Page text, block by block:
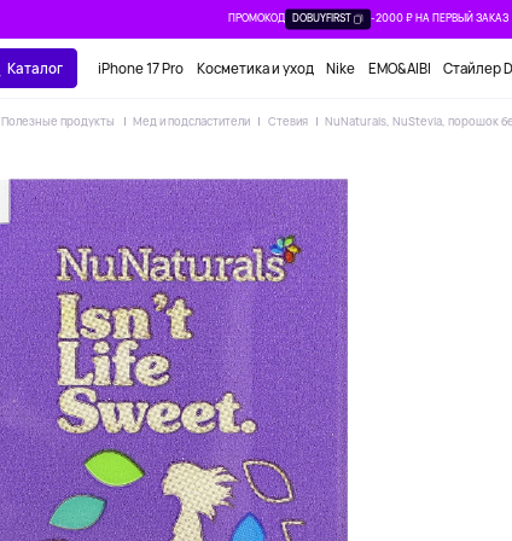
ПРОМОКОД DOBUYFIRST -2000 ₽ НА ПЕРВЫЙ ЗАКАЗ
Каталог iPhone 17 Pro Косметика и уход Nike EMO&AIBI Стайлер
Полезные продукты Мед и подсластители Стевия NuNaturals, NuStevia, порошок